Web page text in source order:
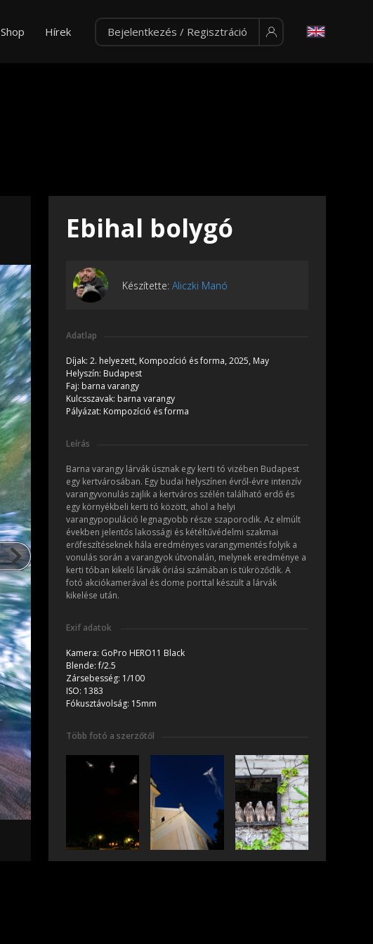
Shop Hírek Bejelentkezés / Regisztráció
Ebihal bolygó
Készítette: Aliczki Manó
Adatlap
Díjak: 2. helyezett, Kompozíció és forma, 2025, May
Helyszín: Budapest
Faj: barna varangy
Kulcsszavak: barna varangy
Pályázat: Kompozíció és forma
Leírás
Barna varangy lárvák úsznak egy kerti tó vizében Budapest
egy kertvárosában. Egy budai helyszínen évről-évre intenzív
varangyvonulás zajlik a kertváros szélén található erdő és
egy környékbeli kerti tó között, ahol a helyi
varangypopuláció legnagyobb része szaporodik. Az elmúlt
években jelentős lakossági és kétéltűvédelmi szakmai
erőfeszítéseknek hála eredményes varangymentés folyik a
vonulás során a varangyok útvonalán, melynek eredménye a
kerti tóban kikelő lárvák óriási számában is tükröződik. A
fotó akciókamerával és dome porttal készült a lárvák
kikelése után.
Exif adatok
Kamera: GoPro HERO11 Black
Blende:f/2.5
Zársebesség: 1/100
ISO: 1383
Fókusztávolság: 15mm
Több fotó a szerzőtől